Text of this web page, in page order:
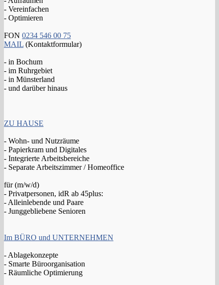
- Vereinfachen
- Optimieren
FON 0234 546 00 75
MAIL (Kontaktformular)
- in Bochum
- im Ruhrgebiet
- in Münsterland
- und darüber hinaus
ZU HAUSE
- Wohn- und Nutzräume
- Papierkram und Digitales
- Integrierte Arbeitsbereiche
- Separate Arbeitszimmer / Homeoffice
für (m/w/d)
- Privatpersonen, idR ab 45plus:
- Alleinlebende und Paare
- Junggebliebene Senioren
Im BÜRO und UNTERNEHMEN
- Ablagekonzepte
- Smarte Büroorganisation
- Räumliche Optimierung